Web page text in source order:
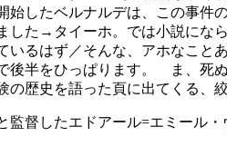
始したベルナルデは、この事件
た→タイーホ。では小説にな
るはず／そんな、アホなこと
半をひっぱります。 ま、死
歴史を語った頁に出てくる、
督したエドアール=エミール